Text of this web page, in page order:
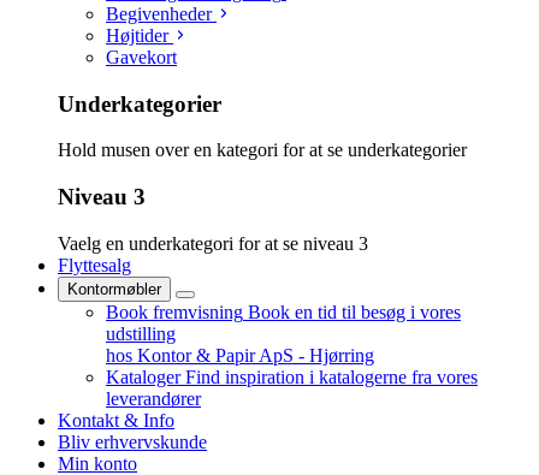
Begivenheder
Højtider
Gavekort
Underkategorier
Hold musen over en kategori for at se underkategorier
Niveau 3
Vaelg en underkategori for at se niveau 3
Flyttesalg
Kontormøbler
Book fremvisning Book en tid til besøg i vores
udstilling
hos Kontor & Papir ApS - Hjørring
Kataloger Find inspiration i katalogerne fra vores
leverandører
Kontakt & Info
Bliv erhvervskunde
Min konto